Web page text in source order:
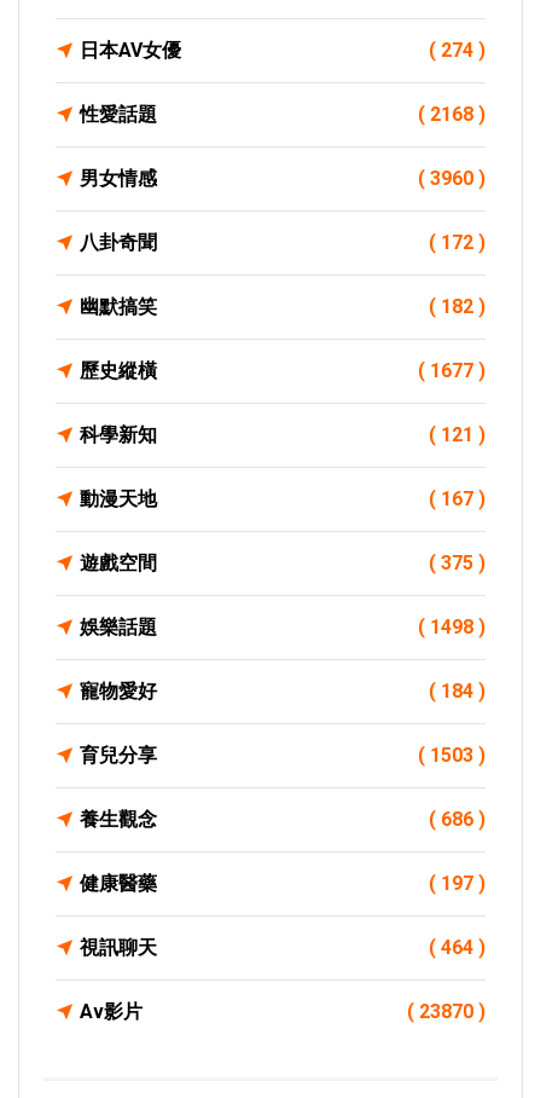
日本AV女優 ( 274 )
性愛話題 ( 2168 )
男女情感 ( 3960 )
八卦奇聞 ( 172 )
幽默搞笑 ( 182 )
歷史縱橫 ( 1677 )
科學新知 ( 121 )
動漫天地 ( 167 )
遊戲空間 ( 375 )
娛樂話題 ( 1498 )
寵物愛好 ( 184 )
育兒分享 ( 1503 )
養生觀念 ( 686 )
健康醫藥 ( 197 )
視訊聊天 ( 464 )
Av影片 ( 23870 )